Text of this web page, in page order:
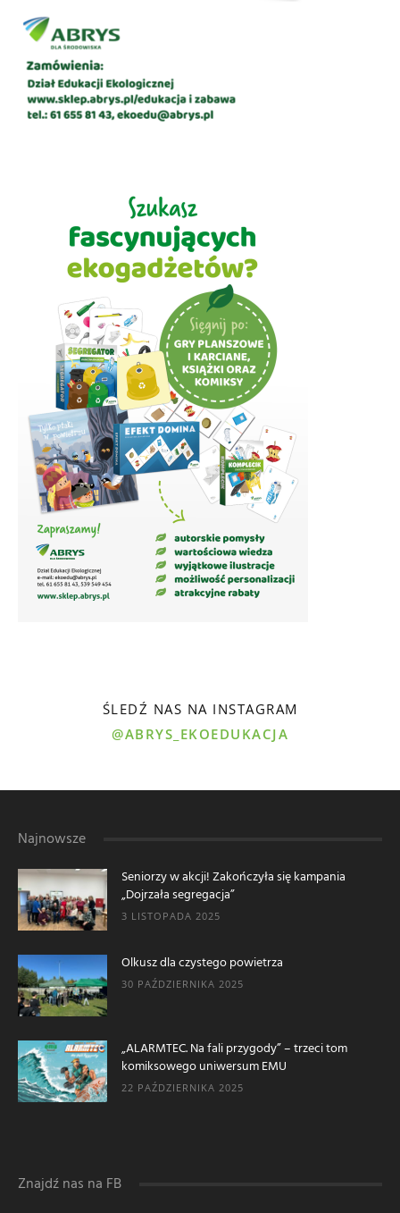
ŚLEDŹ NAS NA INSTAGRAM
@ABRYS_EKOEDUKACJA
Najnowsze
Seniorzy w akcji! Zakończyła się kampania
„Dojrzała segregacja”
3 LISTOPADA 2025
Olkusz dla czystego powietrza
30 PAŹDZIERNIKA 2025
„ALARMTEC. Na fali przygody” – trzeci tom
komiksowego uniwersum EMU
22 PAŹDZIERNIKA 2025
Znajdź nas na FB